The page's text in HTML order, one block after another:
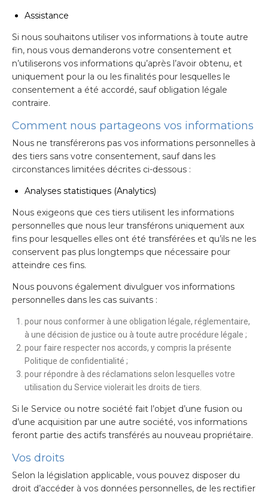
Assistance
Si nous souhaitons utiliser vos informations à toute autre
fin, nous vous demanderons votre consentement et
n’utiliserons vos informations qu’après l’avoir obtenu, et
uniquement pour la ou les finalités pour lesquelles le
consentement a été accordé, sauf obligation légale
contraire.
Comment nous partageons vos informations
Nous ne transférerons pas vos informations personnelles à
des tiers sans votre consentement, sauf dans les
circonstances limitées décrites ci-dessous :
Analyses statistiques (Analytics)
Nous exigeons que ces tiers utilisent les informations
personnelles que nous leur transférons uniquement aux
fins pour lesquelles elles ont été transférées et qu’ils ne les
conservent pas plus longtemps que nécessaire pour
atteindre ces fins.
Nous pouvons également divulguer vos informations
personnelles dans les cas suivants :
pour nous conformer à une obligation légale, réglementaire,
à une décision de justice ou à toute autre procédure légale ;
pour faire respecter nos accords, y compris la présente
Politique de confidentialité ;
pour répondre à des réclamations selon lesquelles votre
utilisation du Service violerait les droits de tiers.
Si le Service ou notre société fait l’objet d’une fusion ou
d’une acquisition par une autre société, vos informations
feront partie des actifs transférés au nouveau propriétaire.
Vos droits
Selon la législation applicable, vous pouvez disposer du
droit d’accéder à vos données personnelles, de les rectifier